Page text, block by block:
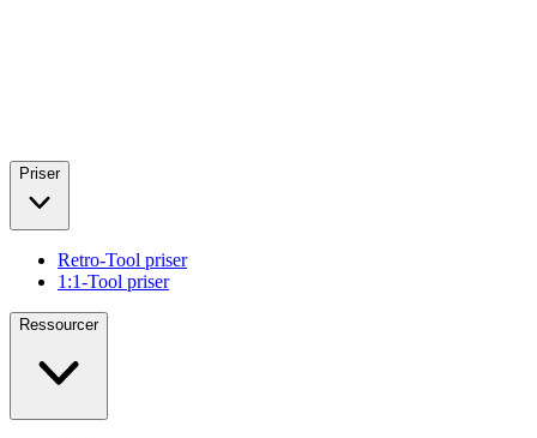
Priser
Retro-Tool priser
1:1-Tool priser
Ressourcer